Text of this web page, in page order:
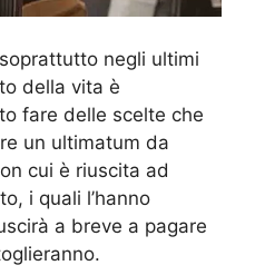
negli ultimi
della vita è
fare delle scelte che
un ultimatum da
cui è riuscita ad
i quali l’hanno
a breve a pagare